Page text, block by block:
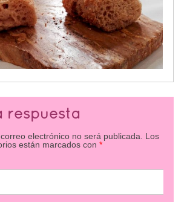
respuesta
electrónico no será publicada.
Los
están marcados con *